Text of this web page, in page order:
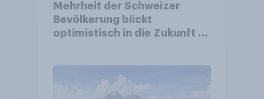
Mehrheit der Schweizer
Bevölkerung blickt
optimistisch in die Zukunft –
Altersvorsorge